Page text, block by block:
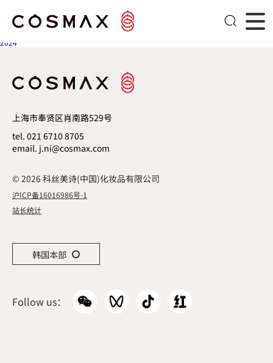
文章导航
2024
上海市奉贤区肖南路529号
tel. 021 6710 8705
email. j.ni@cosmax.com
© 2026 科丝美诗(中国)化妆品有限公司
沪ICP备16016986号-1
站长统计
Follow us：